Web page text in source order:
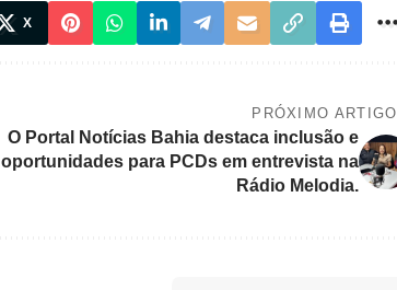
X
PRÓXIMO ARTIGO
O Portal Notícias Bahia destaca inclusão e
oportunidades para PCDs em entrevista na
Rádio Melodia.